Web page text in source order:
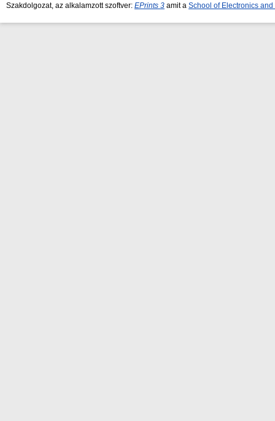
Szakdolgozat, az alkalamzott szoftver: EPrints 3 amit a School of Electronics